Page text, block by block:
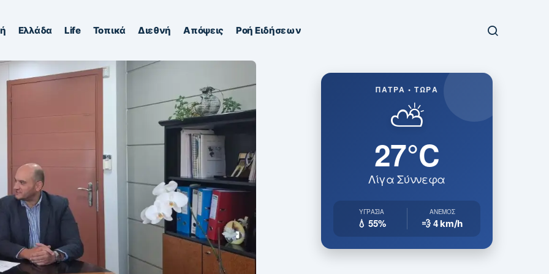
Ελλάδα Life Τοπικά Διεθνή Απόψεις Ροή Ειδήσεων
ΠΆΤΡΑ • ΤΏΡΑ
⛅
27°C
Λίγα Σύννεφα
ΥΓΡΑΣΊΑ
💧 55%
ΆΝΕΜΟΣ
💨 4km/h